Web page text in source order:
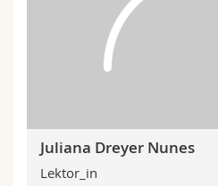
Juliana Dreyer Nunes
Lektor_in